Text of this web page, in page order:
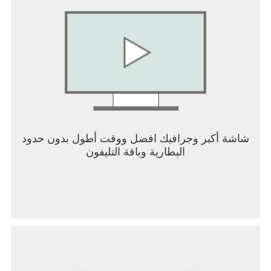
** This game is available in 한국어, English, 日本
語, 中文简体, 中文繁體, ไทย, Tiếng Việt
The following permissions are requested to allow
[Required Permissions]
شاشة أكبر وجرافيك افضل ووقت أطول بدون حدود
البطارية وباقة التليفون